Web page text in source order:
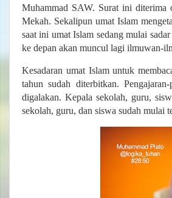
Muhammad SAW. Surat ini
Mekah. Sekalipun umat Islam
saat ini umat Islam sedang mulai
ke depan akan muncul lagi ilmuwan-
Kesadaran umat Islam untuk
tahun sudah diterbitkan.
digalakan. Kepala sekolah, guru,
sekolah, guru, dan siswa sudah mulai